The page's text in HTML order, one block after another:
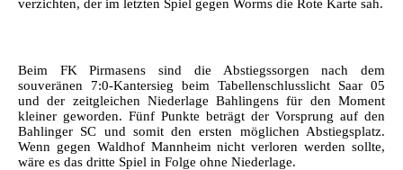
verzichten, der im letzten Spiel gegen Worms die Rote Karte sah.
Beim FK Pirmasens sind die Abstiegssorgen nach dem
souveränen 7:0-Kantersieg beim Tabellenschlusslicht Saar 05
und der zeitgleichen Niederlage Bahlingens für den Moment
kleiner geworden. Fünf Punkte beträgt der Vorsprung auf den
Bahlinger SC und somit den ersten möglichen Abstiegsplatz.
Wenn gegen Waldhof Mannheim nicht verloren werden sollte,
wäre es das dritte Spiel in Folge ohne Niederlage.